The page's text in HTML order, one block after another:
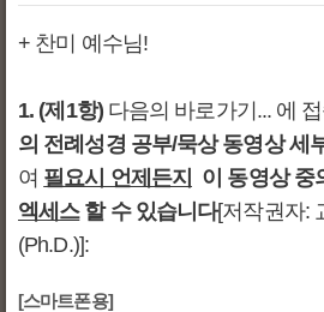
+ 찬미 예수님!
1. (제1항)다음의 바로가기... 에
의 전례성경 공부/묵상 동영상 세
여 필요시 언제든지 이 동영상 중
엑세스할 수 있습니다[저작권자:
(Ph.D.)]:
[스마트폰용]